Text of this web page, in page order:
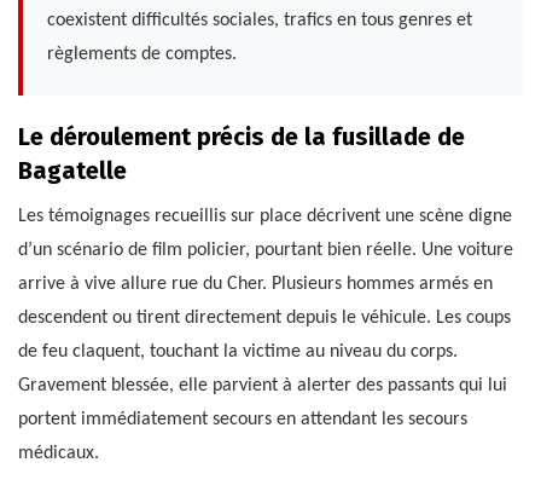
coexistent difficultés sociales, trafics en tous genres et
règlements de comptes.
Le déroulement précis de la fusillade de
Bagatelle
Les témoignages recueillis sur place décrivent une scène digne
d’un scénario de film policier, pourtant bien réelle. Une voiture
arrive à vive allure rue du Cher. Plusieurs hommes armés en
descendent ou tirent directement depuis le véhicule. Les coups
de feu claquent, touchant la victime au niveau du corps.
Gravement blessée, elle parvient à alerter des passants qui lui
portent immédiatement secours en attendant les secours
médicaux.